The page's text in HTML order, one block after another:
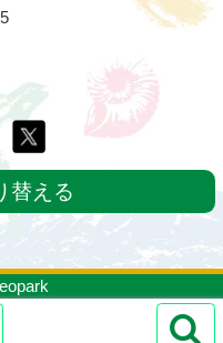
替える